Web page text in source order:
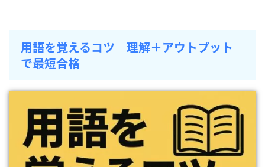
用語を覚えるコツ｜理解＋アウトプット
で最短合格